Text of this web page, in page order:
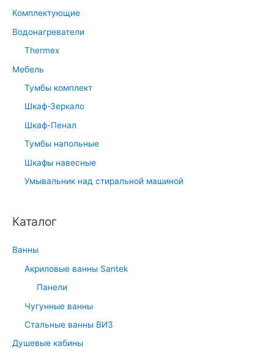
Комплектующие
Водонагреватели
Thermex
Мебель
Тумбы комплект
Шкаф-Зеркало
Шкаф-Пенал
Тумбы напольные
Шкафы навесные
Умывальник над стиральной машиной
Каталог
Ванны
Акриловые ванны Santek
Панели
Чугунные ванны
Стальные ванны ВИЗ
Душевые кабины